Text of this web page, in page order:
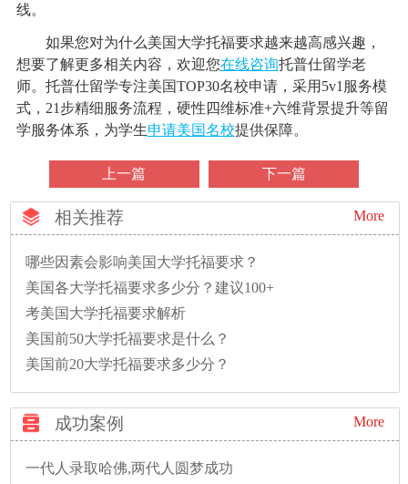
线。
如果您对为什么美国大学托福要求越来越高感兴趣，
想要了解更多相关内容，欢迎您在线咨询托普仕留学老
师。托普仕留学专注美国TOP30名校申请，采用5v1服务模
式，21步精细服务流程，硬性四维标准+六维背景提升等留
学服务体系，为学生申请美国名校提供保障。
上一篇 下一篇
相关推荐 More
哪些因素会影响美国大学托福要求？
美国各大学托福要求多少分？建议100+
考美国大学托福要求解析
美国前50大学托福要求是什么？
美国前20大学托福要求多少分？
成功案例 More
一代人录取哈佛,两代人圆梦成功